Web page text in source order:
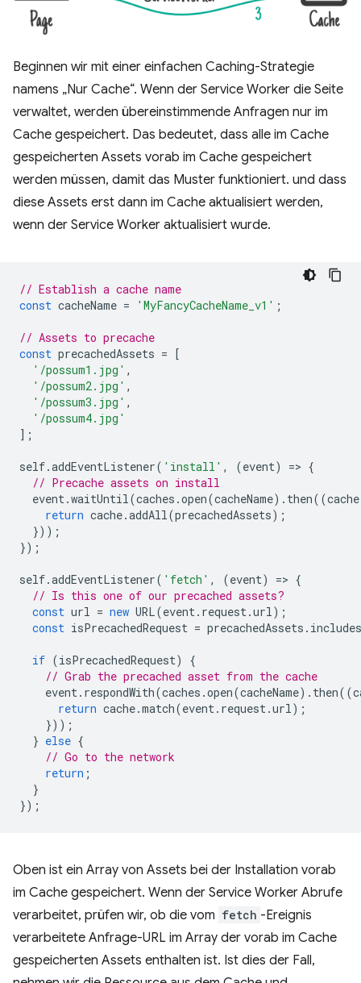
Beginnen wir mit einer einfachen Caching-Strategie
namens „Nur Cache“. Wenn der Service Worker die Seite
verwaltet, werden übereinstimmende Anfragen nur im
Cache gespeichert. Das bedeutet, dass alle im Cache
gespeicherten Assets vorab im Cache gespeichert
werden müssen, damit das Muster funktioniert. und dass
diese Assets erst dann im Cache aktualisiert werden,
wenn der Service Worker aktualisiert wurde.
// Establish a cache name
const cacheName = 'MyFancyCacheName_v1' ;
// Assets to precache
const precachedAssets =
[
'/possum1.jpg' ,
'/possum2.jpg' ,
'/possum3.jpg' ,
'/possum4.jpg'
];
self.addEventListener( 'install' , (event) => {
// Precache assets on install
event.waitUntil(caches .open(cacheName). then((cache
return cache.addAll(precachedAssets);
}));
});
self.addEventListener( 'fetch' , (event) => {
// Is this one of our precached assets?
const url = new URL(event. request.url);
const isPrecachedRequest = precachedAssets . includes
if (isPrecachedRequest)
{
// Grab the precached asset from the cache
event. respondWith(caches .open(cacheName). then((
return cache.match(event. request.url);
}));
} else {
// Go to the network
return ;
}
});
Oben ist ein Array von Assets bei der Installation vorab
im Cache gespeichert. Wenn der Service Worker Abrufe
verarbeitet, prüfen wir, ob die vom fetch -Ereignis
verarbeitete Anfrage-URL im Array der vorab im Cache
gespeicherten Assets enthalten ist. Ist dies der Fall,